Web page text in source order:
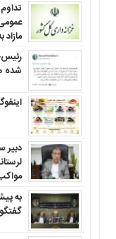
مازاد به ارزش
شده
به